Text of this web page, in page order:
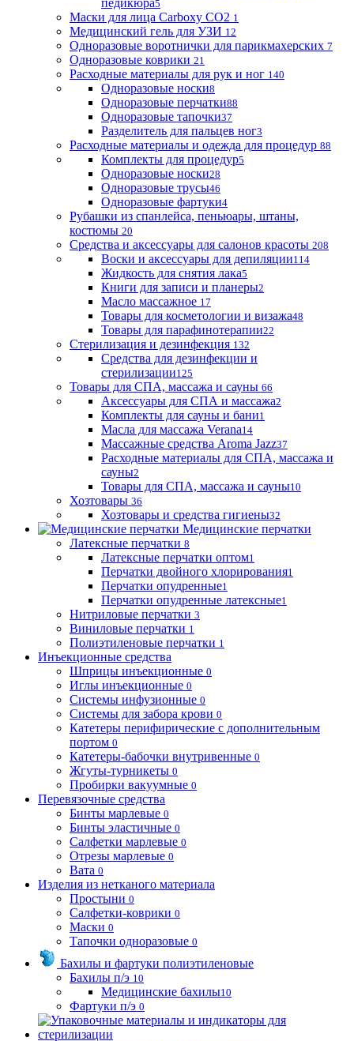
педикюра5
Маски для лица Carboxy CO2 1
Медицинский гель для УЗИ 12
Одноразовые воротнички для парикмахерских 7
Одноразовые коврики 21
Расходные материалы для рук и ног 140
Одноразовые носки8
Одноразовые перчатки88
Одноразовые тапочки37
Разделитель для пальцев ног3
Расходные материалы и одежда для процедур 88
Комплекты для процедур5
Одноразовые носки28
Одноразовые трусы46
Одноразовые фартуки4
Рубашки из спанлейса, пеньюары, штаны,
костюмы 20
Средства и аксессуары для салонов красоты 208
Воски и аксессуары для депиляции114
Жидкость для снятия лака5
Книги для записи и планеры2
Масло массажное 17
Товары для косметологии и визажа48
Товары для парафинотерапии22
Стерилизация и дезинфекция 132
Средства для дезинфекции и
стерилизации125
Товары для СПА, массажа и сауны 66
Аксессуары для СПА и массажа2
Комплекты для сауны и бани1
Масла для массажа Verana14
Массажные средства Aroma Jazz37
Расходные материалы для СПА, массажа и
сауны2
Товары для СПА, массажа и сауны10
Хозтовары 36
Хозтовары и средства гигиены32
Медицинские перчатки
Латексные перчатки 8
Латексные перчатки оптом1
Перчатки двойного хлорирования1
Перчатки опудренные1
Перчатки опудренные латексные1
Нитриловые перчатки 3
Виниловые перчатки 1
Полиэтиленовые перчатки 1
Инъекционные средства
Шприцы инъекционные 0
Иглы инъекционные 0
Системы инфузионные 0
Системы для забора крови 0
Катетеры перифирические с дополнительным
портом 0
Катетеры-бабочки внутривенные 0
Жгуты-турникеты 0
Пробирки вакуумные 0
Перевязочные средства
Бинты марлевые 0
Бинты эластичные 0
Салфетки марлевые 0
Отрезы марлевые 0
Вата 0
Изделия из нетканого материала
Простыни 0
Салфетки-коврики 0
Маски 0
Тапочки одноразовые 0
Бахилы и фартуки полиэтиленовые
Бахилы п/э 10
Медицинские бахилы10
Фартуки п/э 0